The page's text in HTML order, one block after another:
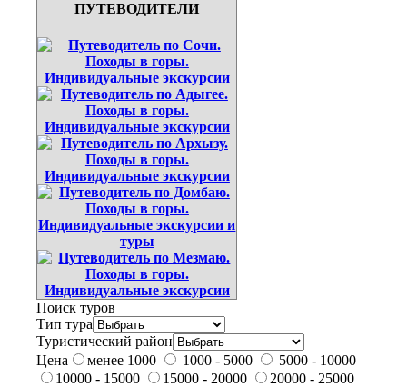
ПУТЕВОДИТЕЛИ
Поиск туров
Тип тура
Туристический район
Цена
менее 1000 1000 - 5000
5000 - 10000
10000 - 15000
15000 - 20000
20000 - 25000